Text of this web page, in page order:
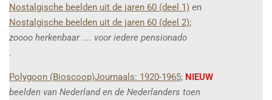
Nostalgische beelden uit de jaren 60 (deel 1) en
Nostalgische beelden uit de jaren 60 (deel 2);
zoooo herkenbaar .... voor iedere pensionado
.
Polygoon (Bioscoop)Journaals: 1920-1965; NIEUW
beelden van Nederland en de Nederlanders toen